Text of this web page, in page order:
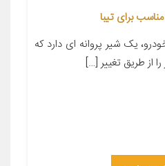
یک شیر پروانه ای دارد که
از طریق تغییر […]